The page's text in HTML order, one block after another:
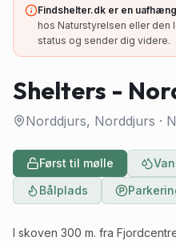
Findshelter.dk er en
hos Naturstyrelsen eller den
status og sender dig videre.
Shelters -
Norddjurs, Norddjurs ·
Først til mølle
Bålplads
I skoven 300 m. fra